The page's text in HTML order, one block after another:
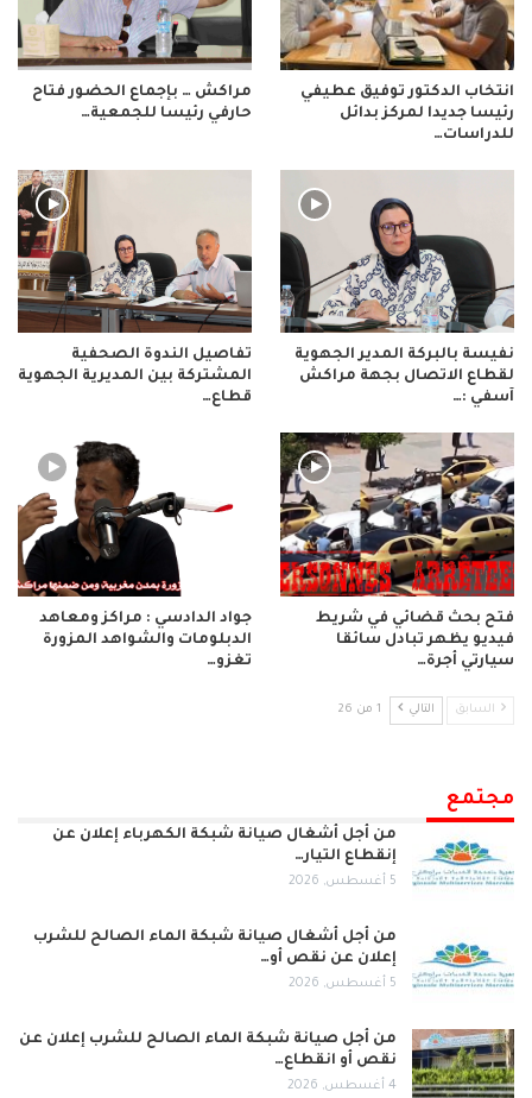
انتخاب الدكتور توفيق عطيفي
رئيسا جديدا لمركز بدائل
للدراسات…
مراكش … بإجماع الحضور فتاح
حارفي رئيسا للجمعية…
نفيسة بالبركة المدير الجهوية
لقطاع الاتصال بجهة مراكش
آسفي :…
تفاصيل الندوة الصحفية
المشتركة بين المديرية الجهوية
قطاع…
فتح بحث قضائي في شريط
فيديو يظهر تبادل سائقا
سيارتي أجرة…
جواد الدادسي : مراكز ومعاهد
الدبلومات والشواهد المزورة
تغزو…
السابق التالي 1 من 26
مجتمع
من أجل أشغال صيانة شبكة الكهرباء إعلان عن
إنقطاع التيار…
5 أغسطس, 2026
من أجل أشغال صيانة شبكة الماء الصالح للشرب
إعلان عن نقص أو…
5 أغسطس, 2026
من أجل صيانة شبكة الماء الصالح للشرب إعلان عن
نقص أو انقطاع…
4 أغسطس, 2026